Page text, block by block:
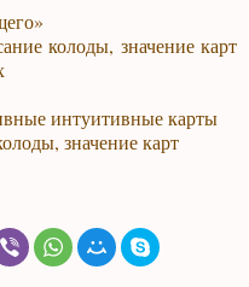
колоды, значение карт
интуитивные карты
значение карт